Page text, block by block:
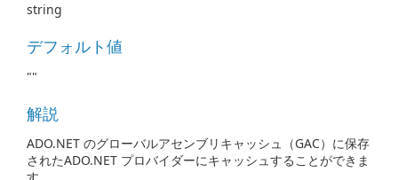
string
デフォルト値
""
解説
ADO.NET のグローバルアセンブリキャッシュ（GAC）に保存
されたADO.NET プロバイダーにキャッシュすることができま